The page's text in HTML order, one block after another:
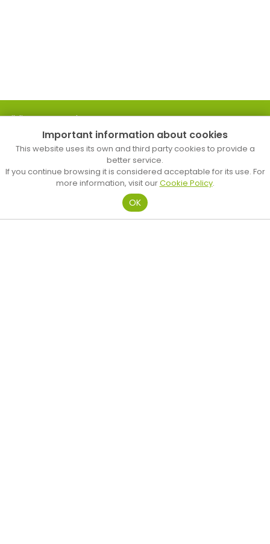
Biblioteca Popular
C. d’en Palau, 18
Tel. 93 758 24 83
Tel. 937 412 920
Important information about cookies
This website uses its own and third party cookies to provide a
better service.
If you continue browsing it is considered acceptable for its use. For
more information, visit ourCookie Policy.
OK